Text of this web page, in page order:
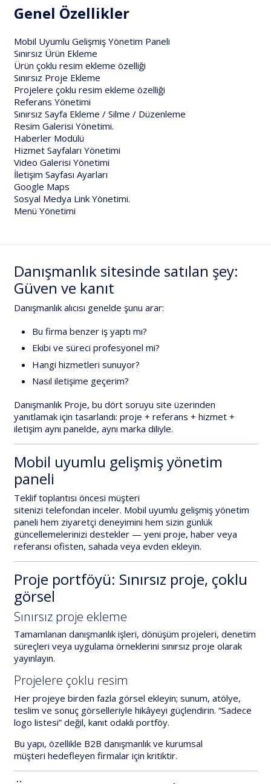
Genel Özellikler
Mobil Uyumlu Gelişmiş Yönetim Paneli
Sınırsız Ürün Ekleme
Ürün çoklu resim ekleme özelliği
Sınırsız Proje Ekleme
Projelere çoklu resim ekleme özelliği
Referans Yönetimi
Sınırsız Sayfa Ekleme / Silme / Düzenleme
Resim Galerisi Yönetimi.
Haberler Modülü
Hizmet Sayfaları Yönetimi
Video Galerisi Yönetimi
İletişim Sayfası Ayarları
Google Maps
Sosyal Medya Link Yönetimi.
Menü Yönetimi
Danışmanlık sitesinde satılan şey:
Güven ve kanıt
Danışmanlık alıcısı genelde şunu arar:
Bu firma benzer iş yaptı mı?
Ekibi ve süreci profesyonel mi?
Hangi hizmetleri sunuyor?
Nasıl iletişime geçerim?
Danışmanlık Proje, bu dört soruyu site üzerinden
yanıtlamak için tasarlandı: proje + referans + hizmet +
iletişim aynı panelde, aynı marka diliyle.
Mobil uyumlu gelişmiş yönetim
paneli
Teklif toplantısı öncesi müşteri
sitenizi telefondan inceler. Mobil uyumlu gelişmiş yönetim
paneli hem ziyaretçi deneyimini hem sizin günlük
güncellemelerinizi destekler — yeni proje, haber veya
referansı ofisten, sahada veya evden ekleyin.
Proje portföyü: Sınırsız proje, çoklu
görsel
Sınırsız proje ekleme
Tamamlanan danışmanlık işleri, dönüşüm projeleri, denetim
süreçleri veya uygulama örneklerini sınırsız proje olarak
yayınlayın.
Projelere çoklu resim
Her projeye birden fazla görsel ekleyin; sunum, atölye,
teslim ve sonuç görselleriyle hikâyeyi güçlendirin. “Sadece
logo listesi” değil, kanıt odaklı portföy.
Bu yapı, özellikle B2B danışmanlıkve kurumsal
müşteri hedefleyen firmalar için kritiktir.